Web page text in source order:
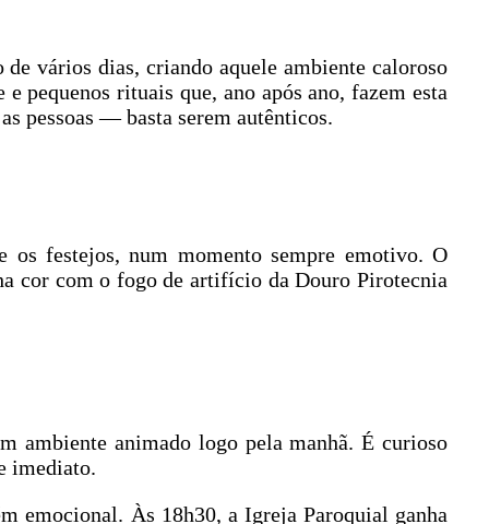
vários dias, criando aquele ambiente caloroso
pequenos rituais que, ano após ano, fazem esta
pessoas — basta serem autênticos.
festejos, num momento sempre emotivo. O
cor com o fogo de artifício da Douro Pirotecnia
ambiente animado logo pela manhã. É curioso
imediato.
emocional. Às 18h30, a Igreja Paroquial ganha